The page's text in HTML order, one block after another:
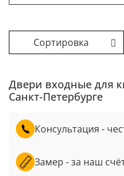
Двери входные для
Санкт-Петербурге
Консультация -
Замер - за наш